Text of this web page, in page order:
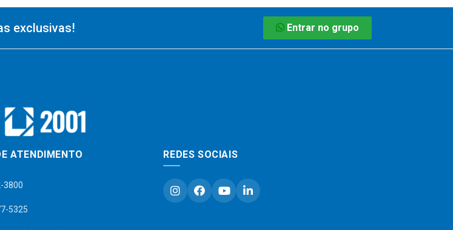
exclusivas! Entrar no grupo
ATENDIMENTO
3800
5325
REDES SOCIAIS